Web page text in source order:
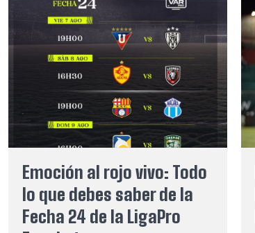
Emoción al rojo vivo: Todo
lo que debes saber de la
Fecha 24 de la LigaPro